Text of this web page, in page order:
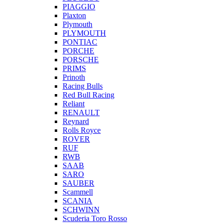
PIAGGIO
Plaxton
Plymouth
PLYMOUTH
PONTIAC
PORCHE
PORSCHE
PRIMS
Prinoth
Racing Bulls
Red Bull Racing
Reliant
RENAULT
Reynard
Rolls Royce
ROVER
RUF
RWB
SAAB
SARO
SAUBER
Scammell
SCANIA
SCHWINN
Scuderia Toro Rosso